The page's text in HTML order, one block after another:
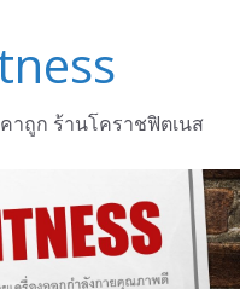
าถูก ร้านโคราชฟิตเนส